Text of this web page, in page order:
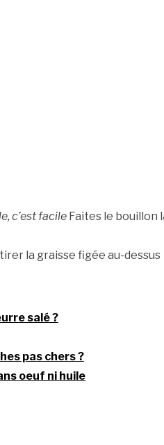
c’est facile Faites le bouillon
la graisse figée au-dessus
salé ?
pas chers ?
oeuf ni huile